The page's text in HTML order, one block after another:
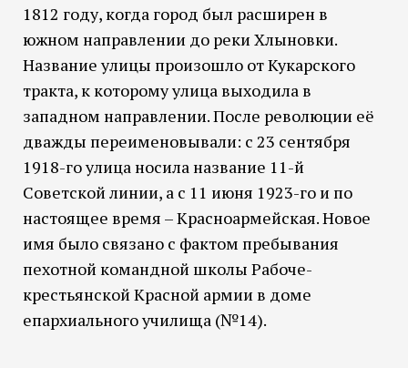
1812 году, когда город был расширен в
южном направлении до реки Хлыновки.
Название улицы произошло от Кукарского
тракта, к которому улица выходила в
западном направлении. После революции её
дважды переименовывали: с 23 сентября
1918-го улица носила название 11-й
Советской линии, а с 11 июня 1923-го и по
настоящее время – Красноармейская. Новое
имя было связано с фактом пребывания
пехотной командной школы Рабоче-
крестьянской Красной армии в доме
епархиального училища (№14).